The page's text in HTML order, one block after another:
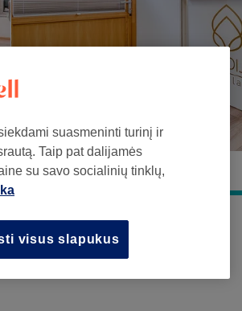
suasmeninti turinį ir
Taip pat dalijamės
su savo socialinių tinklų,
visus slapukus